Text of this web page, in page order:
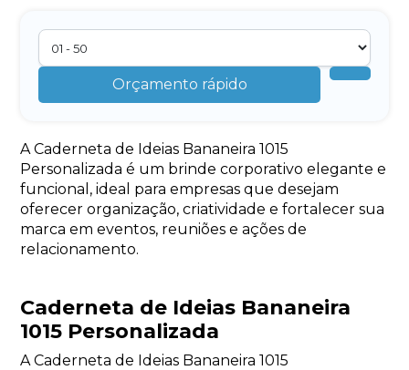
Orçamento rápido
A Caderneta de Ideias Bananeira 1015
Personalizada é um brinde corporativo elegante e
funcional, ideal para empresas que desejam
oferecer organização, criatividade e fortalecer sua
marca em eventos, reuniões e ações de
relacionamento.
Caderneta de Ideias Bananeira
1015 Personalizada
A Caderneta de Ideias Bananeira 1015